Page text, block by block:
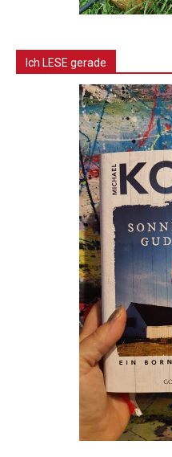
Ich LESE gerade